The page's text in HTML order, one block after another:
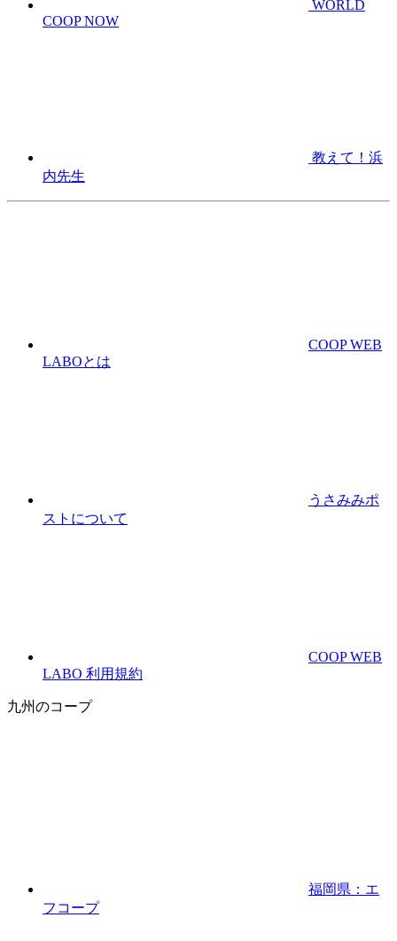
WORLD
COOP NOW
教えて！浜
内先生
COOP WEB
LABOとは
うさみみポ
ストについて
COOP WEB
LABO 利用規約
九州のコープ
福岡県：エ
フコープ